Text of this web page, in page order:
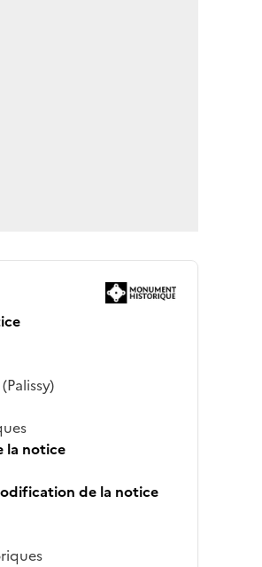
la notice
de la notice